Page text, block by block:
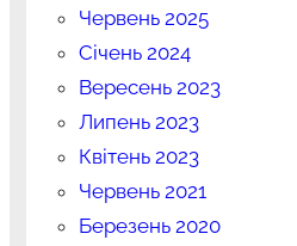
Червень 2025
Січень 2024
Вересень 2023
Липень 2023
Квітень 2023
Червень 2021
Березень 2020